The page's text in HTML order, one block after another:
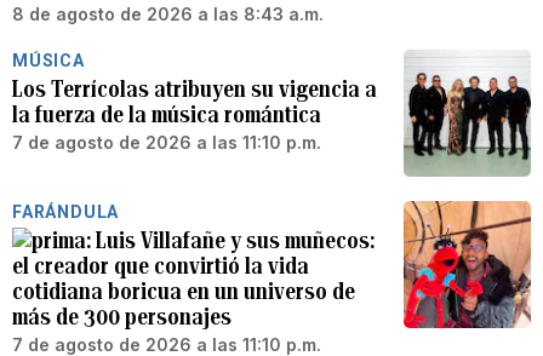
8 de agosto de 2026 a las 8:43 a.m.
MÚSICA
Los Terrícolas atribuyen su vigencia a
la fuerza de la música romántica
7 de agosto de 2026 a las 11:10 p.m.
FARÁNDULA
Luis Villafañe y sus muñecos:
el creador que convirtió la vida
cotidiana boricua en un universo de
más de 300 personajes
7 de agosto de 2026 a las 11:10 p.m.